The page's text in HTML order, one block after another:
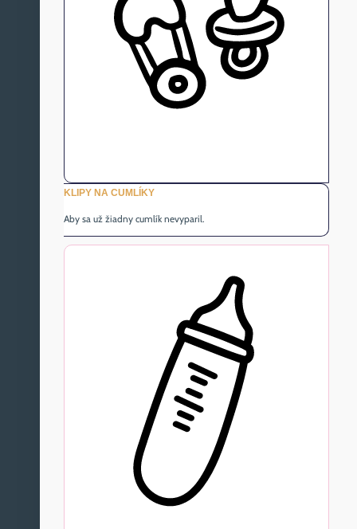
KLIPY NA CUMLÍKY
Aby sa už žiadny cumlík nevyparil.